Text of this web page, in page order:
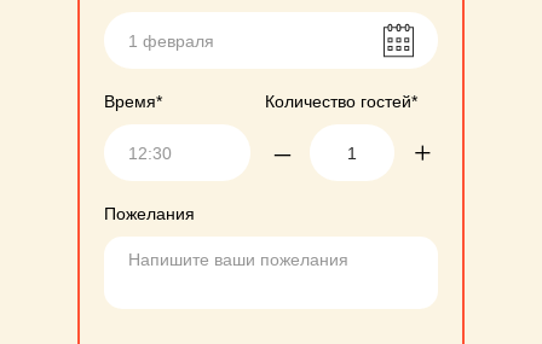
Время* Количество гостей*
– +
Пожелания